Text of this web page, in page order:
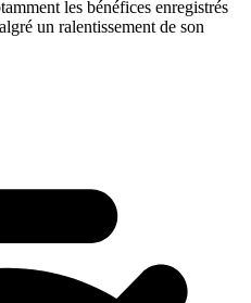
les bénéfices enregistrés
un ralentissement de son